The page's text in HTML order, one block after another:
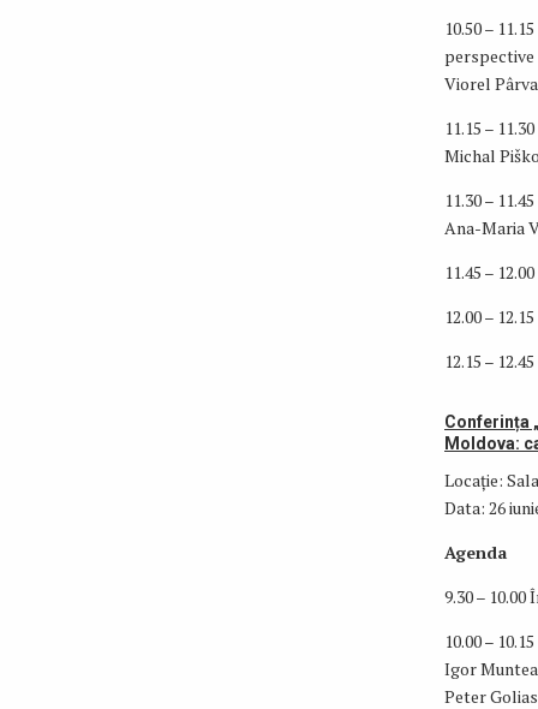
10.50 –
Viorel
11.15 –
Michal
11.30 –
Ana-Maria
11.45 –
12.00 –
12.15 –
Conferința
Moldova:
Locație:
Data: 26
Agenda
9.30 –
10.00 –
Igor
Peter